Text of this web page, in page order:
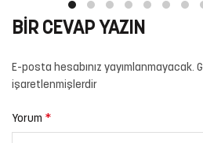
BIR CEVAP YAZIN
E-posta hesabınız yayımlanmayacak.
işaretlenmişlerdir
Yorum *